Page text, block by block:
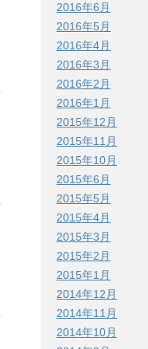
2016年6月
2016年5月
2016年4月
2016年3月
2016年2月
2016年1月
2015年12月
2015年11月
2015年10月
2015年6月
2015年5月
2015年4月
2015年3月
2015年2月
2015年1月
2014年12月
2014年11月
2014年10月